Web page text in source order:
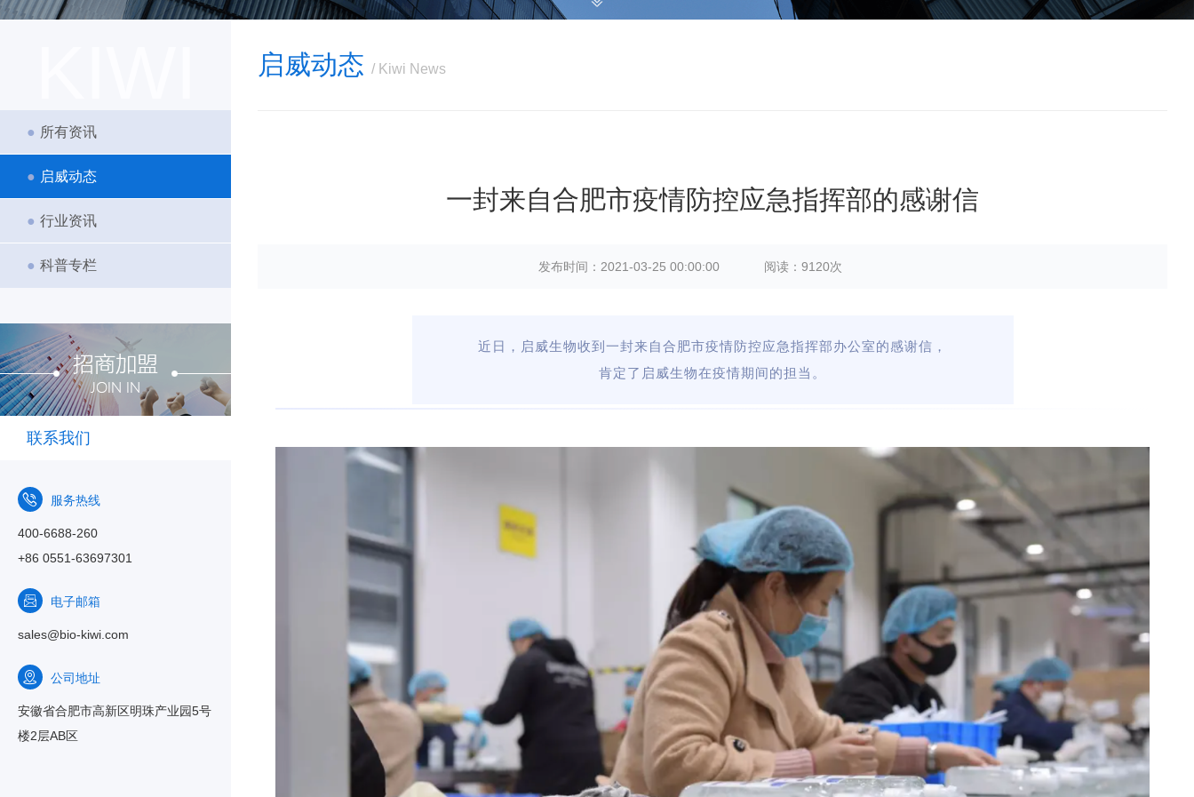
● 所有资讯
● 启威动态
● 行业资讯
● 科普专栏
联系我们
服务热线
400-6688-260
+86 0551-63697301
电子邮箱
sales@bio-kiwi.com
公司地址
安徽省合肥市高新区明珠产业园5号
楼2层AB区
启威动态 / Kiwi News
一封来自合肥市疫情防控应急指挥部的感谢信
发布时间：2021-03-25 00:00:00 阅读：9120次
近日，启威生物收到一封来自合肥市疫情防控应急指挥部办公室的感谢信，
肯定了启威生物在疫情期间的担当。